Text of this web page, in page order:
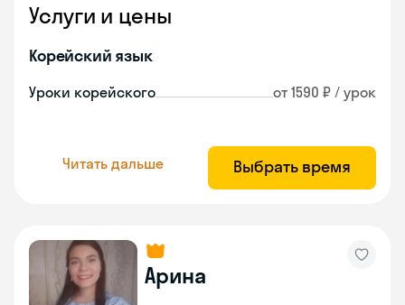
Услуги и цены
Корейский язык
Уроки корейского от 1590 ₽ / урок
Читать дальше Выбрать время
Арина